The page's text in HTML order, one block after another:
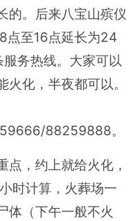
的。后来八宝山殡仪
点至16点延长为24
务热线。大家可以
化，半夜都可以。
88259888。
点，约上就给火化，
时计算，火葬场一
体（下午一般不火